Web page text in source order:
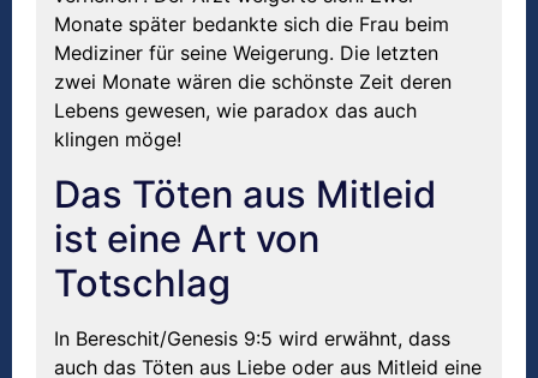
Monate später bedankte sich die Frau beim
Mediziner für seine Weigerung. Die letzten
zwei Monate wären die schönste Zeit deren
Lebens gewesen, wie paradox das auch
klingen möge!
Das Töten aus Mitleid
ist eine Art von
Totschlag
In Bereschit/Genesis 9:5 wird erwähnt, dass
auch das Töten aus Liebe oder aus Mitleid eine